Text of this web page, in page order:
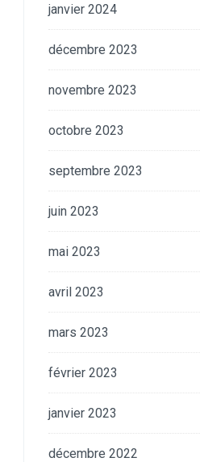
janvier 2024
décembre 2023
novembre 2023
octobre 2023
septembre 2023
juin 2023
mai 2023
avril 2023
mars 2023
février 2023
janvier 2023
décembre 2022